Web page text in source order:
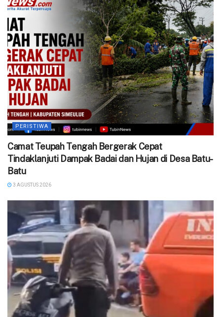
PERISTIWA
Camat Teupah Tengah Bergerak Cepat
Tindaklanjuti Dampak Badai dan Hujan di Desa Batu-
Batu
3 AGUSTUS 2026